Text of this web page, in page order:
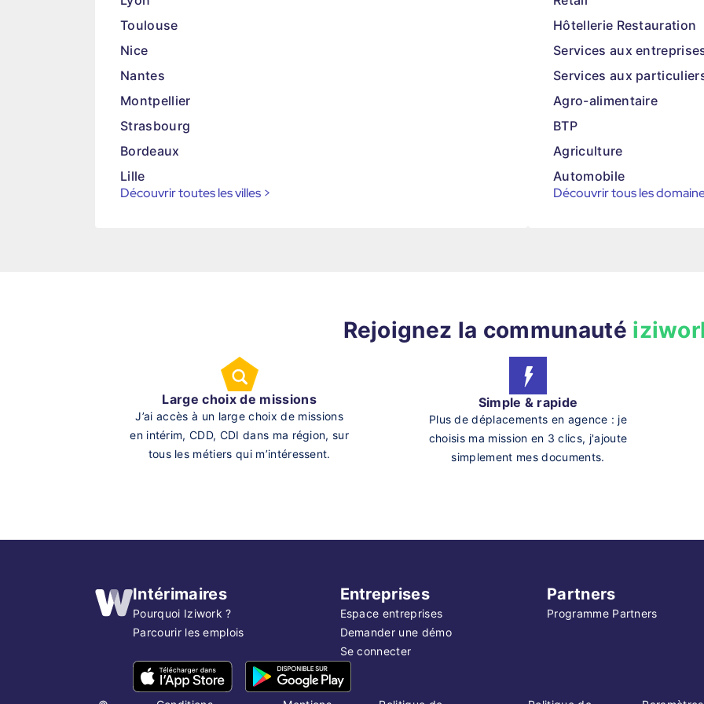
Toulouse
Nice
Nantes
Montpellier
Strasbourg
Bordeaux
Lille
Découvrir toutes les villes >
Hôtellerie Restauration
Services aux
Services aux
Agro-alimentaire
BTP
Agriculture
Automobile
Découvrir tous les
Rejoignez la communauté
Large choix de missions
J’ai accès à un large choix de missions
en intérim, CDD, CDI dans ma région, sur
tous les métiers qui m’intéressent.
Simple & rapide
Plus de déplacements en agence : je
choisis ma mission en 3 clics, j'ajoute
simplement mes documents.
Intérimaires
Pourquoi Iziwork ?
Parcourir les emplois
Entreprises
Espace entreprises
Demander une démo
Se connecter
Partners
Programme Partners